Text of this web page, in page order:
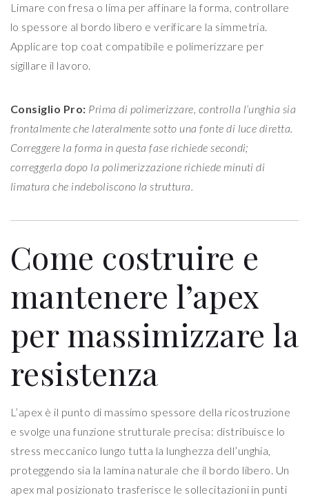
Limare con fresa o lima per affinare la forma, controllare
lo spessore al bordo libero e verificare la simmetria.
Applicare top coat compatibile e polimerizzare per
sigillare il lavoro.
Consiglio Pro: Prima di polimerizzare, controlla l’unghia sia
frontalmente che lateralmente sotto una fonte di luce diretta.
Correggere la forma in questa fase richiede secondi;
correggerla dopo la polimerizzazione richiede minuti di
limatura che indeboliscono la struttura.
Come costruire e
mantenere l’apex
per massimizzare la
resistenza
L’apex è il punto di massimo spessore della ricostruzione
e svolge una funzione strutturale precisa: distribuisce lo
stress meccanico lungo tutta la lunghezza dell’unghia,
proteggendo sia la lamina naturale che il bordo libero. Un
apex mal posizionato trasferisce le sollecitazioni in punti